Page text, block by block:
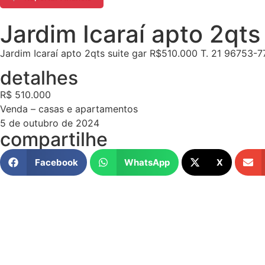
Jardim Icaraí apto 2qts
Jardim Icaraí apto 2qts suite gar R$510.000 T. 21 96753-
detalhes
R$ 510.000
Venda – casas e apartamentos
5 de outubro de 2024
compartilhe
Facebook WhatsApp X